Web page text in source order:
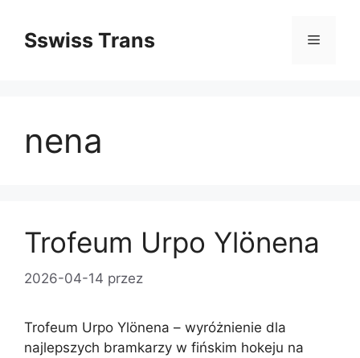
treściSswiss Trans Menu
nena
Trofeum Urpo Ylönena
2026-04-14 przez
Trofeum Urpo Ylönena – wyróżnienie dla
najlepszych bramkarzy w fińskim hokeju na